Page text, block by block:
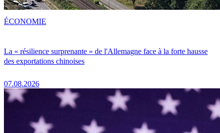
La « résilience surprenante » de l'Allemagne face à la forte hausse
des exportations chinoises
07.08.2026
ÉCONOMIE